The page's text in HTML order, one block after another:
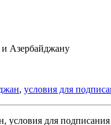
Азербайджану
, условия для